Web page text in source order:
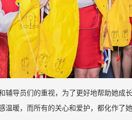
辅导员们的重视，为了更好地帮助她成
温暖，而所有的关心和爱护，都化作了